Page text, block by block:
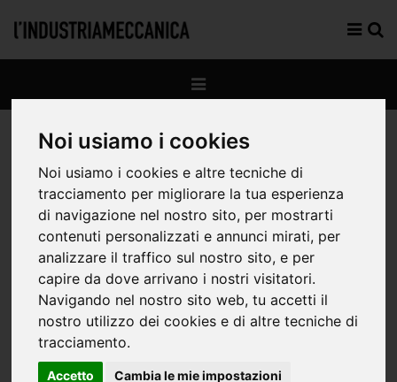
Noi usiamo i cookies
Noi usiamo i cookies e altre tecniche di
tracciamento per migliorare la tua esperienza
di navigazione nel nostro sito, per mostrarti
contenuti personalizzati e annunci mirati, per
analizzare il traffico sul nostro sito, e per
capire da dove arrivano i nostri visitatori.
Navigando nel nostro sito web, tu accetti il
nostro utilizzo dei cookies e di altre tecniche di
tracciamento.
Accetto Cambia le mie impostazioni
Lavoro al femminile:
cresce
l’occupazione, ma il
gap resta profondo